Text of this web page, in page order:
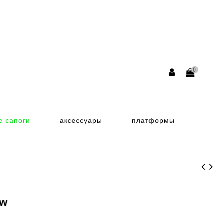
0
сапоги аксессуары платформы